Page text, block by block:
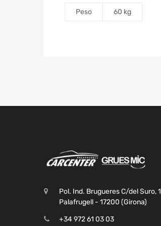
Peso 60 kg
Pol. Ind. Brugueres C/del Suro, 1
Palafrugell - 17200 (Girona)
+34 972 61 03 03